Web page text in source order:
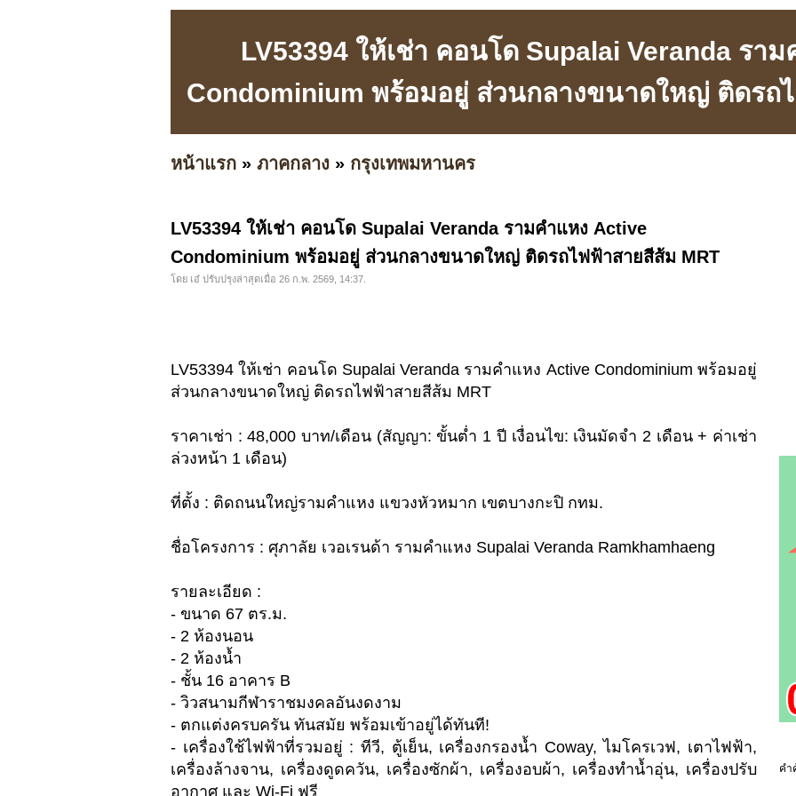
LV53394 ให้เช่า คอนโด Supalai Veranda รา
Condominium พร้อมอยู่ ส่วนกลางขนาดใหญ่ ติดรถ
หน้าแรก » ภาคกลาง » กรุงเทพมหานคร
LV53394 ให้เช่า คอนโด Supalai Veranda รามคำแหง Active
Condominium พร้อมอยู่ ส่วนกลางขนาดใหญ่ ติดรถไฟฟ้าสายสีส้ม MRT
โดย เอ๋ ปรับปรุงล่าสุดเมื่อ 26 ก.พ. 2569, 14:37.
LV53394 ให้เช่า คอนโด Supalai Veranda รามคำแหง Active Condominium พร้อมอยู่
ส่วนกลางขนาดใหญ่ ติดรถไฟฟ้าสายสีส้ม MRT
ราคาเช่า : 48,000 บาท/เดือน (สัญญา: ขั้นต่ำ 1 ปี เงื่อนไข: เงินมัดจำ 2 เดือน + ค่าเช่า
ล่วงหน้า 1 เดือน)
ที่ตั้ง : ติดถนนใหญ่รามคำแหง แขวงหัวหมาก เขตบางกะปิ กทม.
ชื่อโครงการ : ศุภาลัย เวอเรนด้า รามคำแหง Supalai Veranda Ramkhamhaeng
รายละเอียด :
- ขนาด 67 ตร.ม.
- 2 ห้องนอน
- 2 ห้องน้ำ
- ชั้น 16 อาคาร B
- วิวสนามกีฬาราชมงคลอันงดงาม
- ตกแต่งครบครัน ทันสมัย พร้อมเข้าอยู่ได้ทันที!
- เครื่องใช้ไฟฟ้าที่รวมอยู่ : ทีวี, ตู้เย็น, เครื่องกรองน้ำ Coway, ไมโครเวฟ, เตาไฟฟ้า,
เครื่องล้างจาน, เครื่องดูดควัน, เครื่องซักผ้า, เครื่องอบผ้า, เครื่องทำน้ำอุ่น, เครื่องปรับ
อากาศ และ Wi-Fi ฟรี
คำ